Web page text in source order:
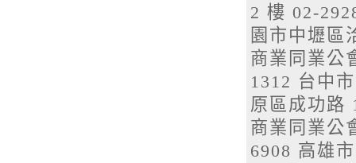
2 樓 02-
園市中壢區
商業同業公
1312 台中
原區成功路
商業同業公
6908 高雄